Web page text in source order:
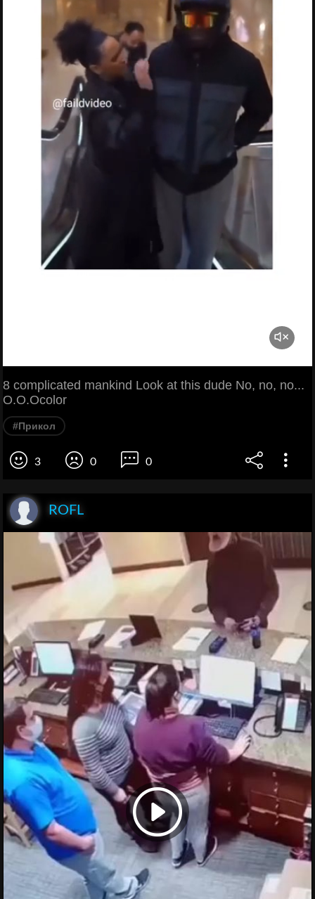
8 complicated mankind Look at this dude No, no, no...
O.O.Ocolor
#Прикол
3 0 0
ROFL